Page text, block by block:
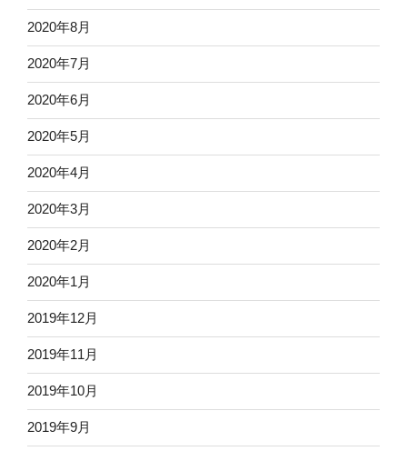
2020年8月
2020年7月
2020年6月
2020年5月
2020年4月
2020年3月
2020年2月
2020年1月
2019年12月
2019年11月
2019年10月
2019年9月